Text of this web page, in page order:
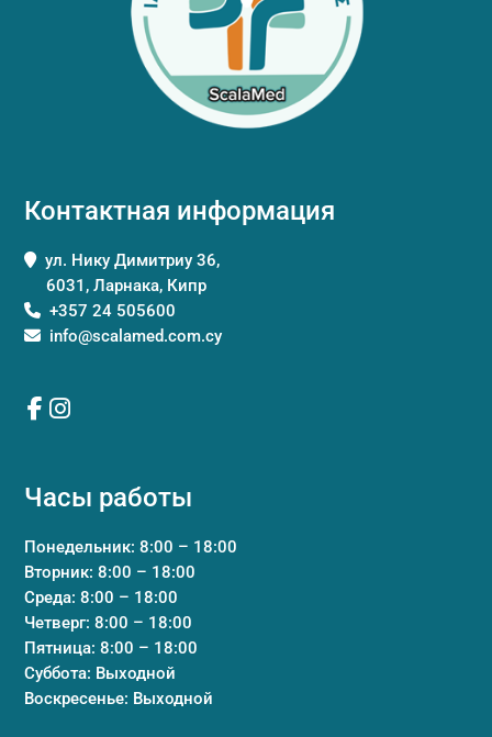
Контактная информация
ул. Нику Димитриу 36,
6031, Ларнака, Кипр
+357 24 505600
info@scalamed.com.cy
Часы работы
Понедельник: 8:00 – 18:00
Вторник: 8:00 – 18:00
Среда: 8:00 – 18:00
Четверг: 8:00 – 18:00
Пятница: 8:00 – 18:00
Суббота: Выходной
Воскресенье: Выходной